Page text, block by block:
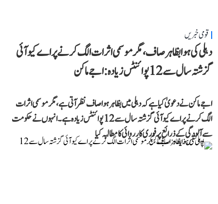
قومی خبریں
دہلی کی ہوا بظاہر صاف، مگر موسمی اثرات الگ کرنے پر اے کیو آئی
گزشتہ سال سے 12 پوائنٹس زیادہ: اجے ماکن
اجے ماکن نے دعویٰ کیا ہے کہ دہلی میں بظاہر ہوا صاف نظر آتی ہے، مگر موسمی اثرات
الگ کرنے پر اے کیو آئی گزشتہ سال سے 12 پوائنٹس زیادہ ہے۔ انہوں نے حکومت
سے آلودگی کے ذرائع پر فوری کارروائی کا مطالبہ کیا